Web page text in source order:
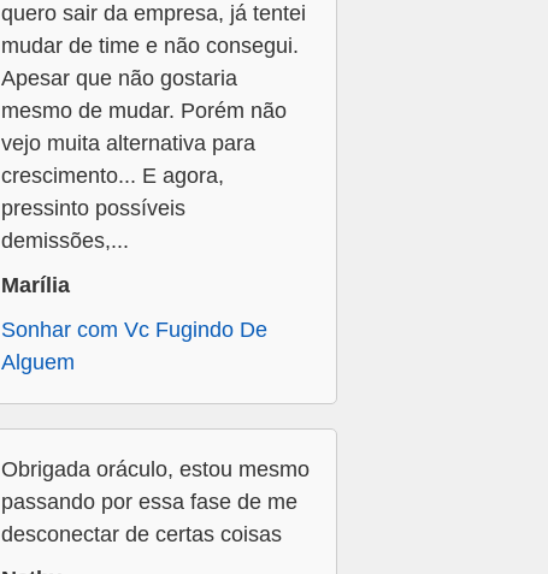
quero sair da empresa, já tentei
mudar de time e não consegui.
Apesar que não gostaria
mesmo de mudar. Porém não
vejo muita alternativa para
crescimento... E agora,
pressinto possíveis
demissões,...
Marília
Sonhar com Vc Fugindo De
Alguem
Obrigada oráculo, estou mesmo
passando por essa fase de me
desconectar de certas coisas